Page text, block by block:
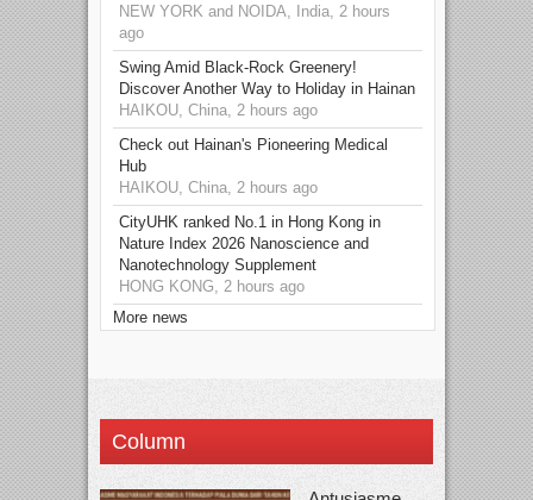
NEW YORK and NOIDA, India, 2 hours
ago
Swing Amid Black‑Rock Greenery!
Discover Another Way to Holiday in Hainan
HAIKOU, China, 2 hours ago
Check out Hainan's Pioneering Medical
Hub
HAIKOU, China, 2 hours ago
CityUHK ranked No.1 in Hong Kong in
Nature Index 2026 Nanoscience and
Nanotechnology Supplement
HONG KONG, 2 hours ago
More news
Column